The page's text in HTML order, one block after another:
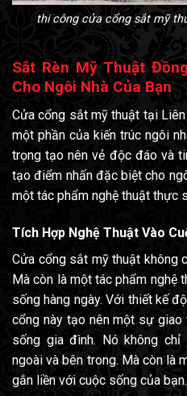
thi công cửa cổng sắt mỹ
Sắt Rèn Mỹ Thuật
Cho Ngôi Nhà Của Bạn
Cửa cổng sắt mỹ thuật tại
một phần của kiến trúc ngôi
trọng tạo nên vẻ độc đáo và
tạo điểm nhấn đặc biệt cho
một tác phẩm nghệ thuật thực
Tích Hợp Nghệ Thuật Vào
Cửa cổng sắt mỹ thuật không
Mà còn là một tác phẩm nghệ
sống hàng ngày. Với thiết kế
cổng này tạo nên một sự
sống gia đình. Nó không
ngoài và bên trong. Mà còn là
gắn liền với cuộc sống của bạn.